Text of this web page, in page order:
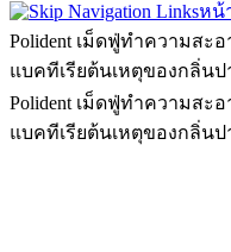
หน้
Polident เม็ดฟู่ทำความสะ
แบคทีเรียต้นเหตุของกลิ่นป
Polident เม็ดฟู่ทำความสะ
แบคทีเรียต้นเหตุของกลิ่นป